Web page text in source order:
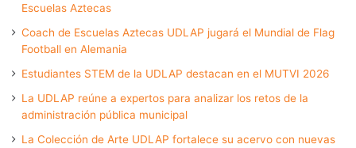
Escuelas Aztecas
Coach de Escuelas Aztecas UDLAP jugará el Mundial de Flag
Football en Alemania
Estudiantes STEM de la UDLAP destacan en el MUTVI 2026
La UDLAP reúne a expertos para analizar los retos de la
administración pública municipal
La Colección de Arte UDLAP fortalece su acervo con nuevas